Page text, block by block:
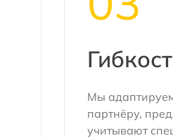
Мы
партнёру,
учитывают